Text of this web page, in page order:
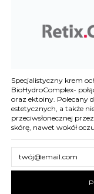
Specjalistyczny krem
BioHydroComplex-
oraz ektoiny. Polecany
estetycznych, a także
przeciwsłonecznej
skórę, nawet wokół oczu.